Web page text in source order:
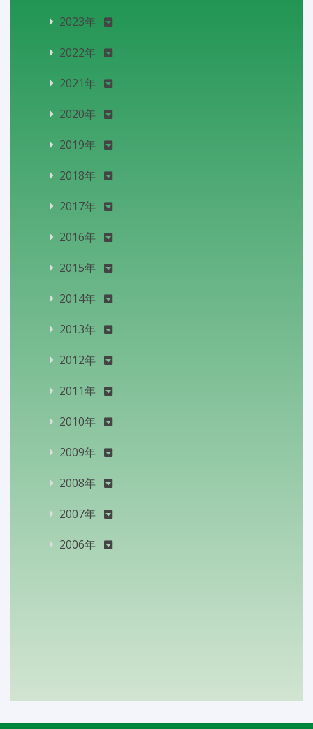
2023年
2022年
2021年
2020年
2019年
2018年
2017年
2016年
2015年
2014年
2013年
2012年
2011年
2010年
2009年
2008年
2007年
2006年